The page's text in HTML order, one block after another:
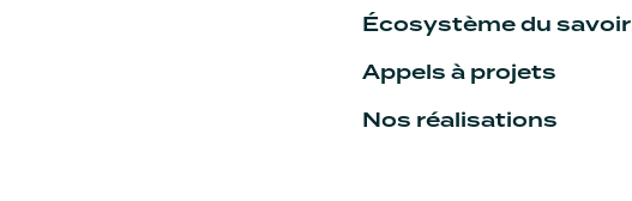
Écosystème du savoir
Appels à projets
Nos réalisations